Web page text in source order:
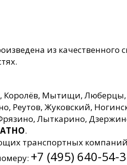
из
Мытищи, Люберцы,
Жуковский,
Лыткарино,
.
транспортных
+7 (495) 640-54-